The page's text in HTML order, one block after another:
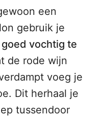
een
gebruik je
vochtig te
de rode wijn
voeg je
Dit herhaal je
tussendoor